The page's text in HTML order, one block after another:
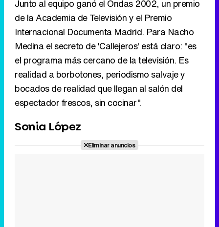
Junto al equipo ganó el Ondas 2002, un premio
de la Academia de Televisión y el Premio
Internacional Documenta Madrid. Para Nacho
Medina el secreto de 'Callejeros' está claro: "es
el programa más cercano de la televisión. Es
realidad a borbotones, periodismo salvaje y
bocados de realidad que llegan al salón del
espectador frescos, sin cocinar".
Sonia López
Eliminar anuncios